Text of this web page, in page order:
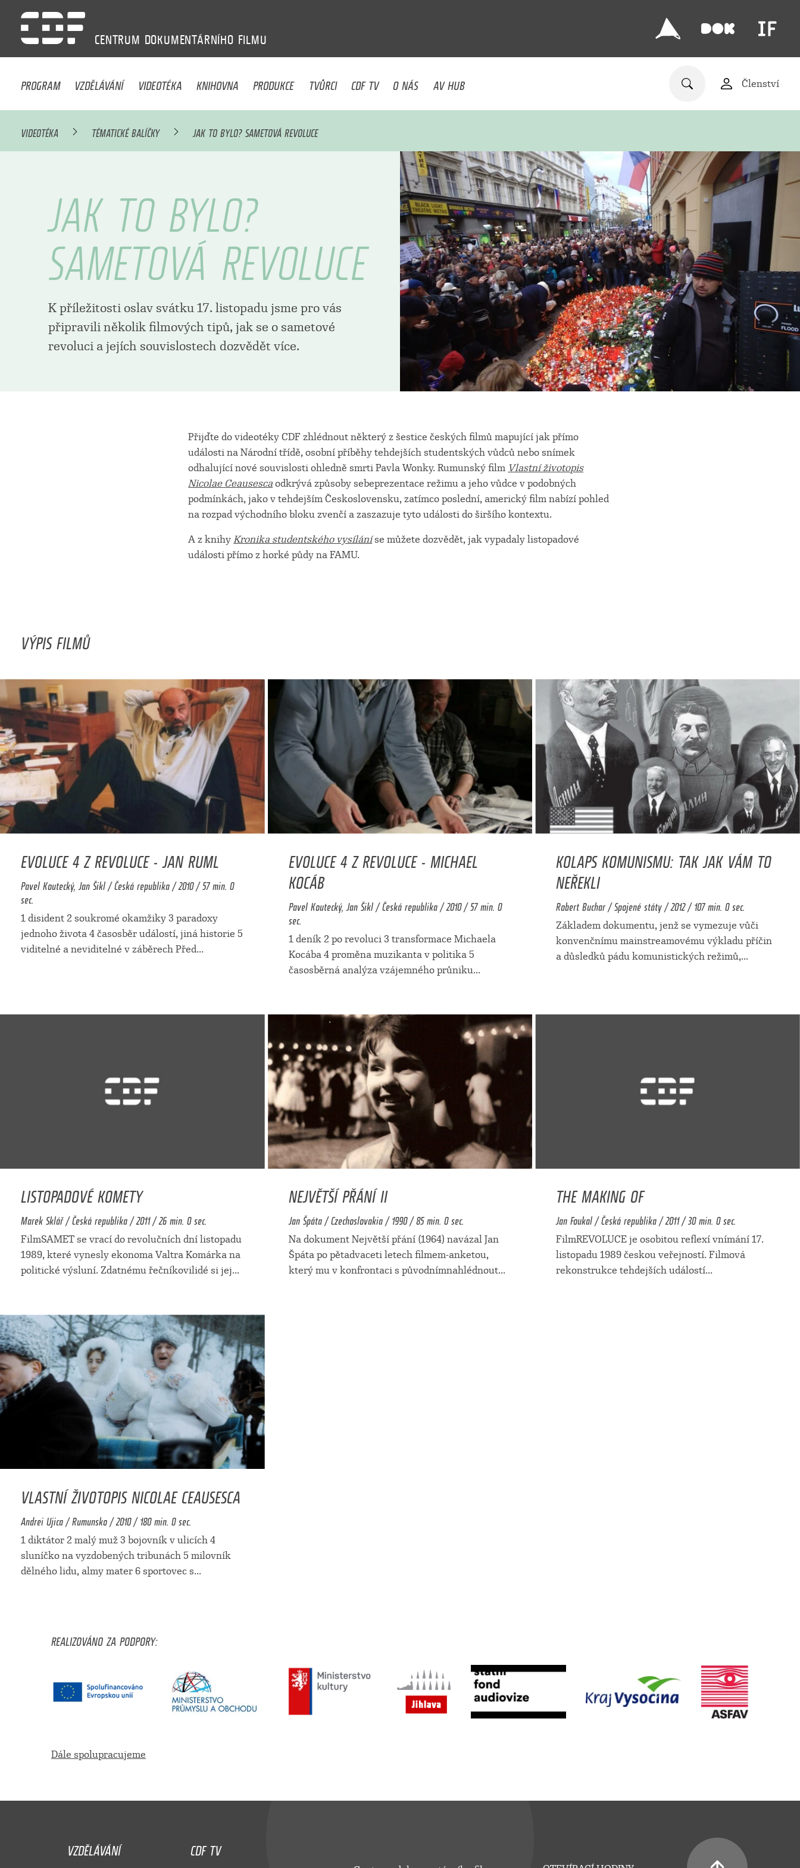
CENTRUM DOKUMENTÁRNÍHO FILMU
PROGRAM VZDĚLÁVÁNÍ VIDEOTÉKA KNIHOVNA PRODUKCE TVŮRCI CDF TV O NÁS AV HUB Členství
VIDEOTÉKA TÉMATICKÉ BALÍČKY JAK TO BYLO? SAMETOVÁ REVOLUCE
JAK TO BYLO?
SAMETOVÁ REVOLUCE
K příležitosti oslav svátku 17. listopadu jsme pro vás
připravili několik filmových tipů, jak se o sametové
revoluci a jejích souvislostech dozvědět více.
Přijďte do videotéky CDF zhlédnout některý z šestice českých filmů mapující jak přímo
události na Národní třídě, osobní příběhy tehdejších studentských vůdců nebo snímek
odhalující nové souvislosti ohledně smrti Pavla Wonky. Rumunský film Vlastní životopis
Nicolae Ceausesca odkrývá způsoby sebeprezentace režimu a jeho vůdce v podobných
podmínkách, jako v tehdejším Československu, zatímco poslední, americký film nabízí pohled
na rozpad východního bloku zvenčí a zaszazuje tyto události do širšího kontextu.
A z knihyKronika studentského vysíláníse můžete dozvědět, jak vypadaly listopadové
události přímo z horké půdy na FAMU.
VÝPIS FILMŮ
EVOLUCE 4 Z REVOLUCE - JAN RUML
Pavel Koutecký, Jan Šikl / Česká republika / 2010 / 57 min. 0
sec.
1 disident 2 soukromé okamžiky 3 paradoxy
jednoho života 4 časosběr událostí, jiná historie 5
viditelné a neviditelné v záběrech Před...
EVOLUCE 4 Z REVOLUCE - MICHAEL
KOCÁB
Pavel Koutecký, Jan Šikl / Česká republika / 2010 / 57 min. 0
sec.
1 deník 2 po revoluci 3 transformace Michaela
Kocába 4 proměna muzikanta v politika 5
časosběrná analýza vzájemného průniku...
KOLAPS KOMUNISMU: TAK JAK VÁM TO
NEŘEKLI
Robert Buchar / Spojené státy / 2012 / 107 min. 0 sec.
Základem dokumentu, jenž se vymezuje vůči
konvenčnímu mainstreamovému výkladu příčin
a důsledků pádu komunistických režimů,...
LISTOPADOVÉ KOMETY
Marek Sklář / Česká republika / 2011 / 26 min. 0 sec.
FilmSAMET se vrací do revolučních dní listopadu
1989, které vynesly ekonoma Valtra Komárka na
politické výsluní. Zdatnému řečníkovilidé si jej...
NEJVĚTŠÍ PŘÁNÍ II
Jan Špáta / Czechoslovakia / 1990 / 85 min. 0 sec.
Na dokument Největší přání (1964) navázal Jan
Špáta po pětadvaceti letech filmem-anketou,
který mu v konfrontaci s původnímnahlédnout...
THE MAKING OF
Jan Foukal / Česká republika / 2011 / 30 min. 0 sec.
FilmREVOLUCE je osobitou reflexí vnímání 17.
listopadu 1989 českou veřejností. Filmová
rekonstrukce tehdejších událostí...
VLASTNÍ ŽIVOTOPIS NICOLAE CEAUSESCA
Andrei Ujica / Rumunsko / 2010 / 180 min. 0 sec.
1 diktátor 2 malý muž 3 bojovník v ulicích 4
sluníčko na vyzdobených tribunách 5 milovník
dělného lidu, almy mater 6 sportovec s...
REALIZOVÁNO ZA PODPORY:
Dále spolupracujeme
VZDĚLÁVÁNÍ
CDF TV